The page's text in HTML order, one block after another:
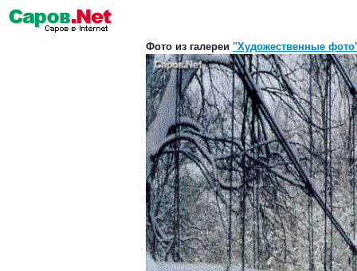
Фото из галереи "Художественные